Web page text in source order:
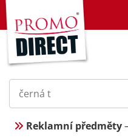
Reklamní předměty